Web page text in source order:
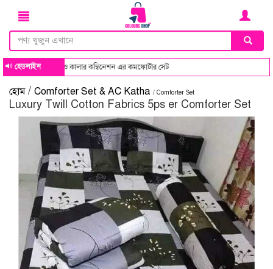
হেডলাইন
কম্বিনেশন এর কমফোর্টার সেট
হোম / Comforter Set & AC Katha / Comforter Set
Luxury Twill Cotton Fabrics 5ps er Comforter Set